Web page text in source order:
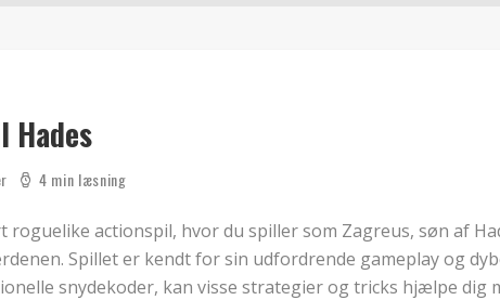
2 TAGER OS TILBAGE UNDER OVERFLADEN
Hades
4 min læsning
actionspil, hvor du spiller som Zagreus, søn af
Spillet er kendt for sin udfordrende gameplay og
snydekoder, kan visse strategier og tricks hjælpe dig